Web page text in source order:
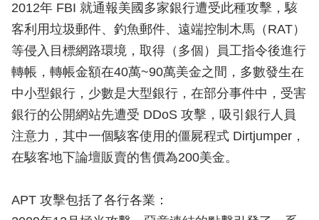
2012年 FBI 就通報美國多家銀行遭受此種攻擊，駭
客利用垃圾郵件、釣魚郵件、遠端控制木馬（RAT）
等侵入目標網路環境，取得（多個）員工指令後進行
轉帳，轉帳金額在40萬~90萬美金之間，多數發生在
中小型銀行，少數是大型銀行，在部分事件中，受害
銀行的公開網站先遭受 DDoS 攻擊，吸引銀行人員
注意力，其中一個駭客使用的僵屍程式 Dirtjumper，
在駭客地下論壇販賣的售價為200美金。
APT 攻擊包括了各行各業：